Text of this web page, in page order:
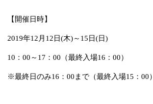
【開催日時】
2019年12月12日(木)～15日(日)
10：00～17：00（最終入場16：00）
※最終日のみ16：00まで（最終入場15：00）